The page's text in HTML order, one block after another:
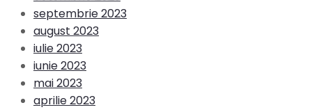
septembrie 2023
august 2023
iulie 2023
iunie 2023
mai 2023
aprilie 2023